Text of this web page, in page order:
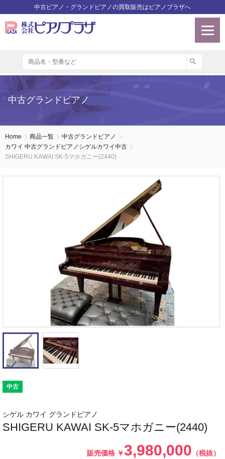
中古ピアノ・グランドピアノの買取販売はピアノプラザへ
中古グランドピアノ
Home 商品一覧
中古グランドピアノ
カワイ 中古グランドピアノシゲルカワイ中古
SHIGERU KAWAI SK-5マホガニー(2440)
中古
シゲル カワイ グランドピアノ
SHIGERU KAWAI SK-5マホガニー(2440)
販売価格 ￥3,980,000 （税抜）